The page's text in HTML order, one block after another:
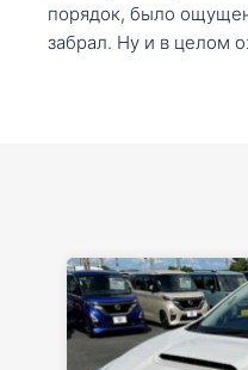
порядок, было
забрал. Ну и в целом